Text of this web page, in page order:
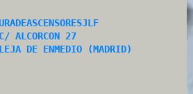
C/ ALCORCON 27
DE ENMEDIO (MADRID)